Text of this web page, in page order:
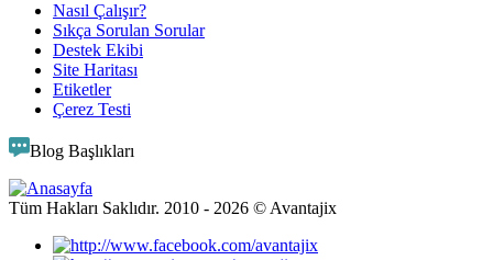
Nasıl Çalışır?
Sıkça Sorulan Sorular
Destek Ekibi
Site Haritası
Etiketler
Çerez Testi
Blog Başlıkları
Tüm Hakları Saklıdır. 2010 - 2026 © Avantajix